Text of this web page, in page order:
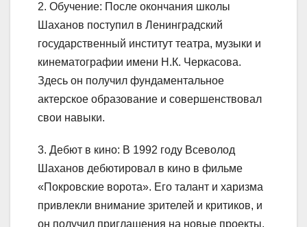
2. Обучение: После окончания школы
Шаханов поступил в Ленинградский
государственный институт театра, музыки и
кинематографии имени Н.К. Черкасова.
Здесь он получил фундаментальное
актерское образование и совершенствовал
свои навыки.
3. Дебют в кино: В 1992 году Всеволод
Шаханов дебютировал в кино в фильме
«Покровские ворота». Его талант и харизма
привлекли внимание зрителей и критиков, и
он получил приглашения на новые проекты.